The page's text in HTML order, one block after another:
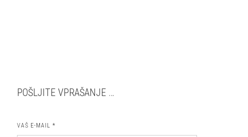
POŠLJITE VPRAŠANJE …
VAŠ E-MAIL *